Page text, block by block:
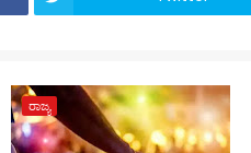
ರಾಜ್ಯ